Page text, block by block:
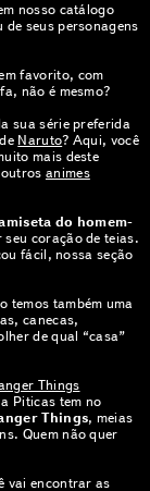
nosso catálogo
seus personagens
favorito, com
não é mesmo?
sua série preferida
Naruto? Aqui, você
mais deste
animes
do homem-
coração de teias.
fácil, nossa seção
temos também uma
canecas,
de qual “casa”
Things
Piticas tem no
Things, meias
Quem não quer
vai encontrar as